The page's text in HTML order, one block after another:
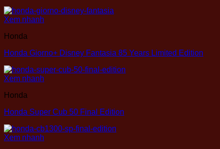
Xem nhanh
Honda
Honda Giorno+ Disney Fantasia 85 Years Limited Edition
Xem nhanh
Honda
Honda Super Cub 50 Final Edition
Xem nhanh